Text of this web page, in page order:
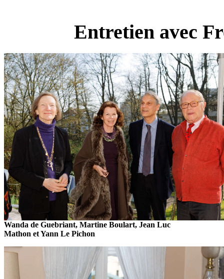
Entretien avec
Wanda de Guebriant, Martine Boulart, Jean Luc
Mathon et Yann Le Pichon